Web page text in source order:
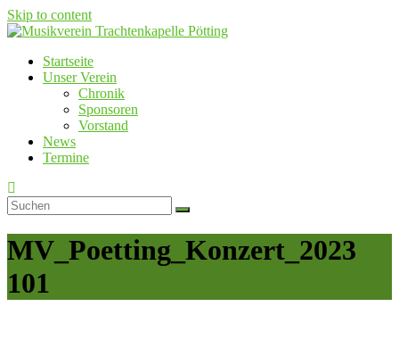
Skip to content
Musikverein Trachtenkapelle Pötting
Startseite
Unser Verein
Chronik
Sponsoren
Vorstand
News
Termine
MV_Poetting_Konzert_2023
101